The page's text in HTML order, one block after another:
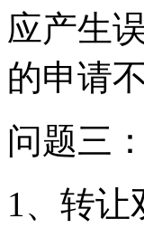
应产生
的申请
问题三
1、转